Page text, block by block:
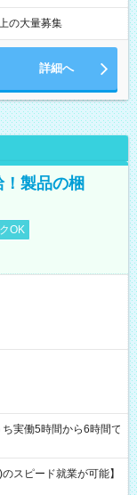
の大量募集
詳細へ
製品の梱
OK
スピード就業が可能】